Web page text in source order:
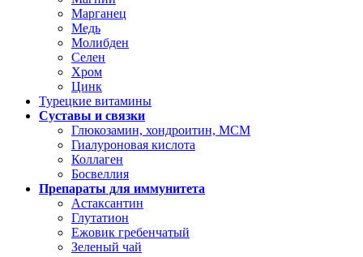
Марганец
Медь
Молибден
Селен
Хром
Цинк
Турецкие витамины
Суставы и связки
Глюкозамин, хондроитин, МСМ
Гиалуроновая кислота
Коллаген
Босвеллия
Препараты для иммунитета
Астаксантин
Глутатион
Ежовик гребенчатый
Зеленый чай